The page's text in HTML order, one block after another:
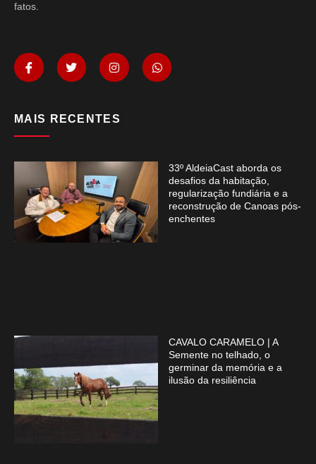
fatos.
MAIS RECENTES
33º AldeiaCast aborda os
desafios da habitação,
regularização fundiária e a
reconstrução de Canoas pós-
enchentes
CAVALO CARAMELO | A
Semente no telhado, o
germinar da memória e a
ilusão da resiliência